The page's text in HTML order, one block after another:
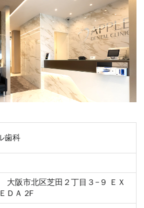
歯科
阪市北区芝田２丁目３−９ ＥＸ
ＤＡ 2F